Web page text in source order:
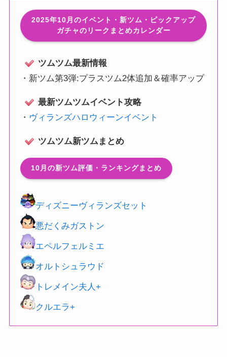
2025年10月のイベント・新ツム・ピックアップ
ガチャのリークまとめカレンダー
ツムツム最新情報
・ 新ツム第3弾:プラスツム2体追加＆確率アップ
最新ツムツムイベント攻略
・ ヴィランズハロウィーンイベント
ツムツム新ツムまとめ
10月の新ツム評価・ランキングまとめ
ディズニーヴィランズセット
悪だくみガストン
エペルフェルミエ
オルトシュラウド
トレメイン夫人+
クルエラ+